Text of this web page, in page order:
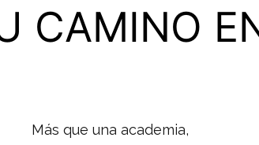
CAMINO
Más que una academia,